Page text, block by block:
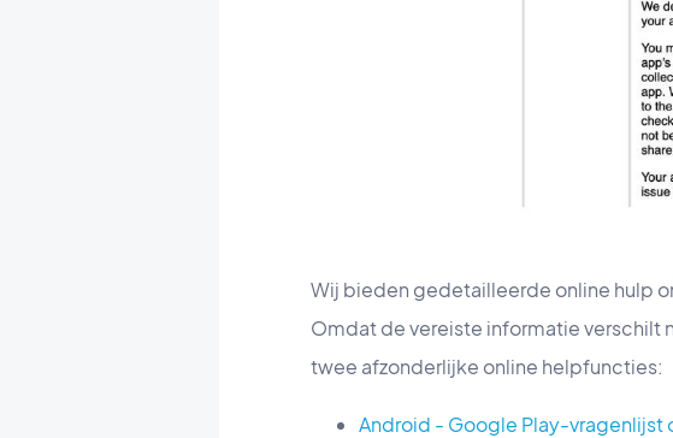
Wij bieden gedetailleerde online hulp
Omdat de vereiste informatie
twee afzonderlijke online helpfuncties:
Android - Google Play-